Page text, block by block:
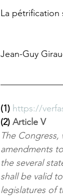
La pétrification
Jean-Guy
(1) https://
(2) Article V
The
amendments
the several
shall be valid
legislatures of